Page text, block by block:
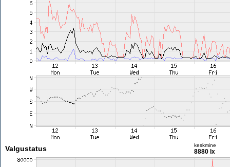
Valgustatus keskmine
8880 lx